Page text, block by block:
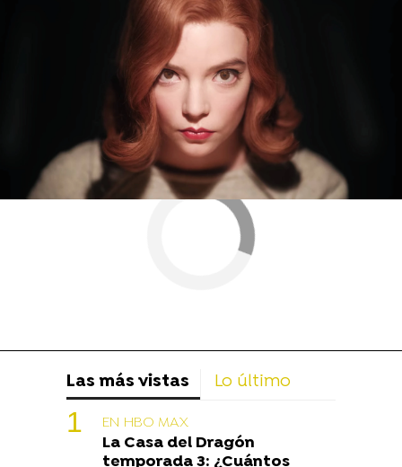
Más sobre este tema:
Anya Taylor Joy
Las más vistas Lo último
EN HBO MAX
La Casa del Dragón
temporada 3: ¿Cuántos